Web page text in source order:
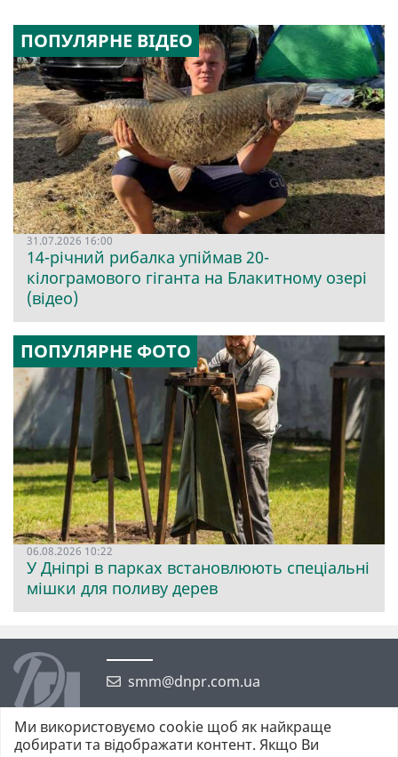
ПОПУЛЯРНЕ ВІДЕО
31.07.2026 16:00
14-річний рибалка упіймав 20-
кілограмового гіганта на Блакитному озері
(відео)
ПОПУЛЯРНЕ ФОТО
06.08.2026 10:22
У Дніпрі в парках встановлюють спеціальні
мішки для поливу дерев
smm@dnpr.com.ua
Ми використовуємо cookie щоб як найкраще
добирати та відображати контент. Якщо Ви